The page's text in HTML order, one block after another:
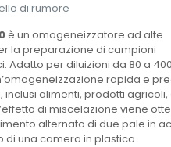
di rumore
è un omogeneizzatore ad alte
la preparazione di campioni
Adatto per diluizioni da 80 a
rapida e
inclusi alimenti, prodotti agricoli,
di miscelazione viene
alternato di due pale in
di una camera in plastica.